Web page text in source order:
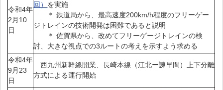
令和4年
2月10
日
回） を実施
＊ 鉄道局から、最高速度200km/h程度のフリーゲー
ジトレインの技術開発は困難であると説明
＊ 佐賀県から、改めてフリーゲージトレインの検
討、大きな視点での3ルートの考えを示すよう求める
令和4年
9月23
日
西九州新幹線開業、長崎本線（江北ー諫早間）上下分離
方式による運行開始